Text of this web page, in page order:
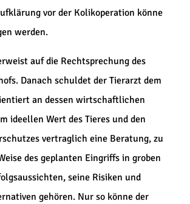
vor der Kolikoperation könne
werden.
auf die Rechtsprechung des
Danach schuldet der Tierarzt dem
an dessen wirtschaftlichen
ideellen Wert des Tieres und den
vertraglich eine Beratung, zu
des geplanten Eingriffs in groben
seine Risiken und
gehören. Nur so könne der